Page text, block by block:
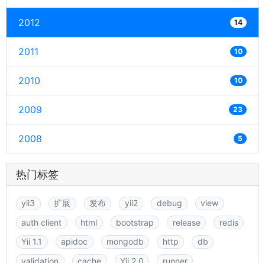
2012 14
2011 10
2010 10
2009 23
2008 5
热门标签
yii3 扩展 发布 yii2 debug
view
auth client
html bootstrap release
redis
Yii 1.1
apidoc mongodb http
db
validation
cache Yii 2.0 runner